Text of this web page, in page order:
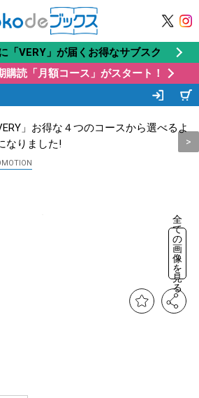
「VERY」が届くお得なサブスク
購読「月額コース」がスタート！
」お得な４つのコースから選べるよ
なりました!
Recommended by
全
て
の
画
像
を
見
る